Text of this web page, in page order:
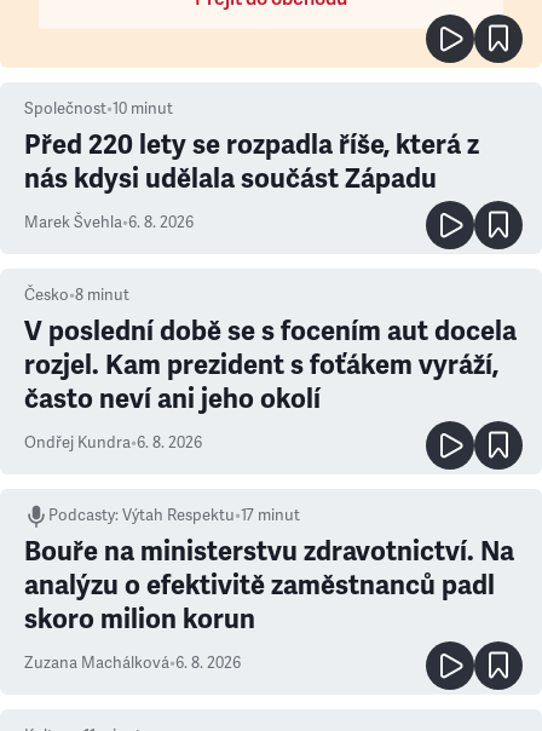
Společnost•10 minut
Před 220 lety se rozpadla říše, která z
nás kdysi udělala součást Západu
Marek Švehla•6. 8. 2026
Česko•8 minut
V poslední době se s focením aut docela
rozjel. Kam prezident s foťákem vyráží,
často neví ani jeho okolí
Ondřej Kundra•6. 8. 2026
Podcasty:Výtah Respektu•17 minut
Bouře na ministerstvu zdravotnictví. Na
analýzu o efektivitě zaměstnanců padl
skoro milion korun
Zuzana Machálková•6. 8. 2026